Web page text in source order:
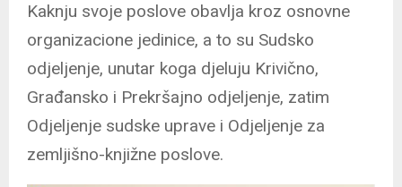
Kaknju svoje poslove obavlja kroz osnovne
organizacione jedinice, a to su Sudsko
odjeljenje, unutar koga djeluju Krivično,
Građansko i Prekršajno odjeljenje, zatim
Odjeljenje sudske uprave i Odjeljenje za
zemljišno-knjižne poslove.